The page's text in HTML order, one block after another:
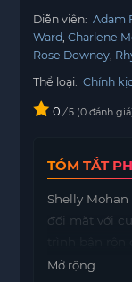
Diễn viên: Adam
Ward Charlene
Rose Downey
Thể loại: Chính
0 / 5 0 đánh giá
TÓM TẮT
Shelly
đối mặt với
làm thám tử
Mở rộng...